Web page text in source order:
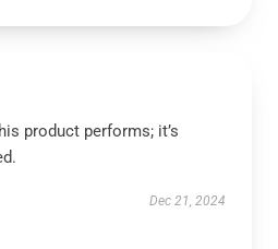
product performs; it’s
Dec 21, 2024